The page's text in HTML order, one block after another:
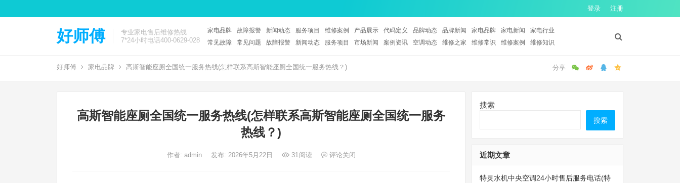
登录 注册
好师傅
专业家电售后维修热线
7*24小时电话400-0629-028
家电品牌 故障报警 新闻动态 服务项目 维修案例 产品展示 代码定义 品牌动态 品牌新闻 家电品牌 家电新闻
家电行业
常见故障
常见问题 故障报警 新闻动态 服务项目 市场新闻 案例资讯 空调动态 维修之家 维修常识 维修案例 维修知识
好师傅 家电品牌 高斯智能座厕全国统一服务热线(怎样联系高斯智能座厕全国统一服务热线？)
高斯智能座厕全国统一服务热线(怎样联系高斯智能座厕全国统一服务
热线？)
作者: admin 发布: 2026年5月22日 31阅读 评论关闭
搜索
搜索
近期文章
特灵水机中央空调24小时售后服务电话(特